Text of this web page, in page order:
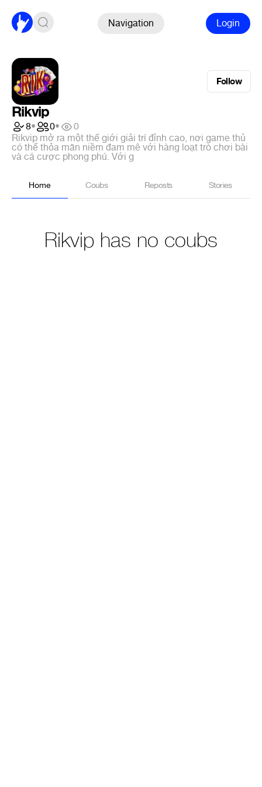
Navigation Login
Follow
Rikvip
8• 0•
0
Rikvip mở ra một thế giới giải trí đỉnh cao, nơi game thủ
có thể thỏa mãn niềm đam mê với hàng loạt trò chơi bài
và cá cược phong phú. Với g
Home Coubs Reposts Stories
Rikvip has no coubs